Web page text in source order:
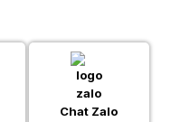
Chat Zalo